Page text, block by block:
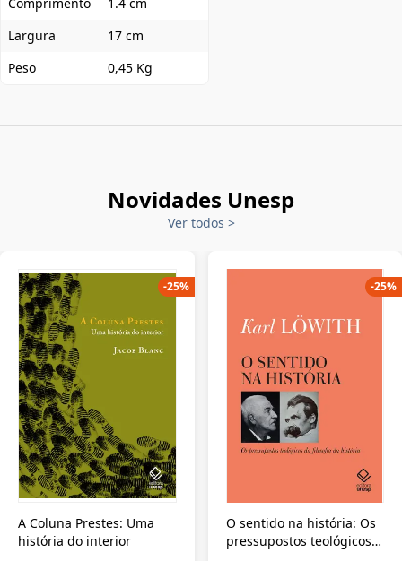
Largura
17 cm
Peso
0,45 Kg
Novidades Unesp
Ver todos >
A Coluna Prestes: Uma
história do interior
-25%
O sentido na história: Os
pressupostos teológicos
-25%